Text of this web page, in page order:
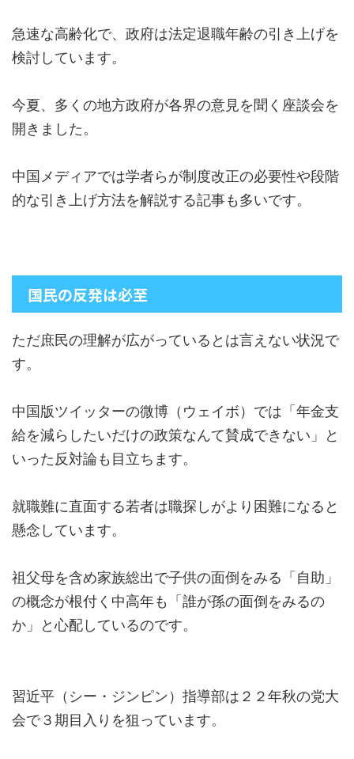
急速な高齢化で、政府は法定退職年齢の引き上げを
検討しています。
今夏、多くの地方政府が各界の意見を聞く座談会を
開きました。
中国メディアでは学者らが制度改正の必要性や段階
的な引き上げ方法を解説する記事も多いです。
国民の反発は必至
ただ庶民の理解が広がっているとは言えない状況で
す。
中国版ツイッターの微博（ウェイボ）では「年金支
給を減らしたいだけの政策なんて賛成できない」と
いった反対論も目立ちます。
就職難に直面する若者は職探しがより困難になると
懸念しています。
祖父母を含め家族総出で子供の面倒をみる「自助」
の概念が根付く中高年も「誰が孫の面倒をみるの
か」と心配しているのです。
習近平（シー・ジンピン）指導部は２２年秋の党大
会で３期目入りを狙っています。